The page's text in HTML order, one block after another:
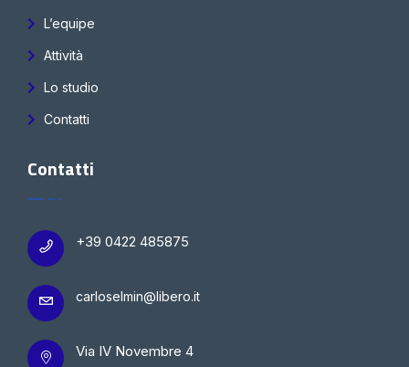
L’equipe
Attività
Lo studio
Contatti
Contatti
+39 0422 485875
carloselmin@libero.it
Via IV Novembre 4